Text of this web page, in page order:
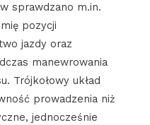
sprawdzano m.in.
pozycji
jazdy oraz
manewrowania
Trójkołowy układ
prowadzenia niż
jednocześnie